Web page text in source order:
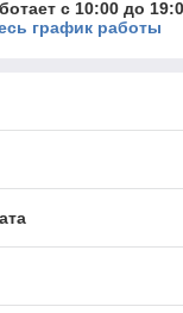
с 10:00 до
график работы